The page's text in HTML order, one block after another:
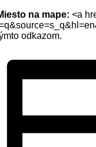
na mape:<a
odkazom.